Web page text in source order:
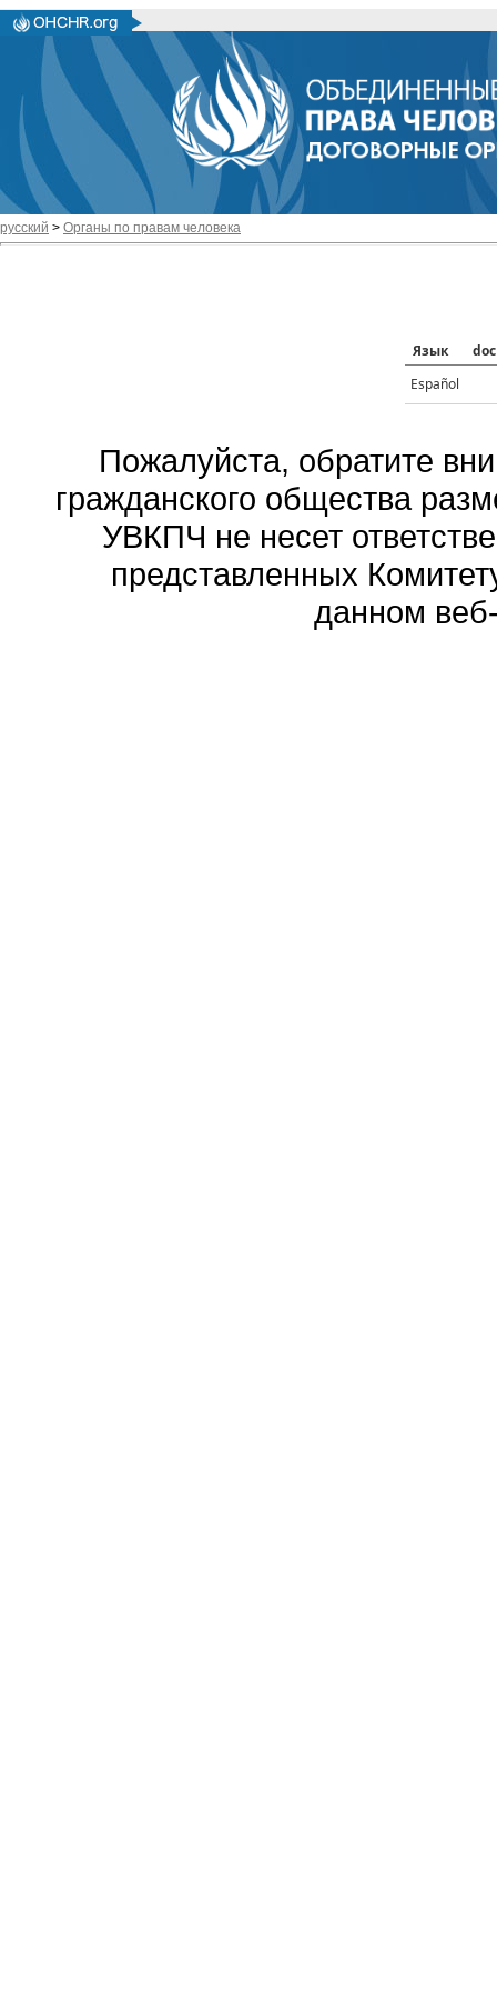
русский > Органы по правам человека
Язык
doc
Español
Пожалуйста, обратите
гражданского общества
УВКПЧ не несет
представленных
данном